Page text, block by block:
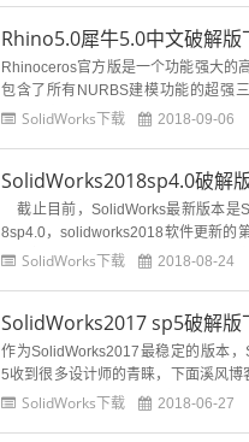
s2018...
Rhino5.0犀牛5.0中文破解版
Rhinoceros官方版是一个功能强大的
包含了所有NURBS建模功能的超强
称之犀牛软件，广泛地应用于三维动
置要求低，软件小巧，但包含了所有
SolidWorks下载 2018-09-06
截止目前，SolidWorks最新版本是
8sp4.0，solidworks2018软件更新的
软件提供了许多增强和改进功能，其
而...
SolidWorks下载 2018-08-24
作为SolidWorks2017最稳定的版本，
5收到很多设计师的青睐，下面溪风博
olidWorks 2017 SP5.0更新说明以及
SolidWorks下载 2018-06-27